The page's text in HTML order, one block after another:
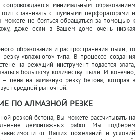
минимальным образованием
сравнивать с шумными перфораторами и
можете не бояться обращаться за помощью к
даже если в Вашем доме очень низкая
образования и распространения пыли, то
резку «влажного» типа. В процессе создания
на режущий инструмент подается влага,
большому количеству пыли. И конечно,
цена на алмазную резку бетона, которая в
средней рыночной.
ПО АЛМАЗНОЙ РЕЗКЕ
резкой бетона, Вы можете рассчитывать на
демонтажных работ. Мы подберем
от Ваших пожеланий и условий